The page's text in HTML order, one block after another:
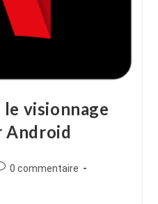
visionnage
Android
0 commentaire